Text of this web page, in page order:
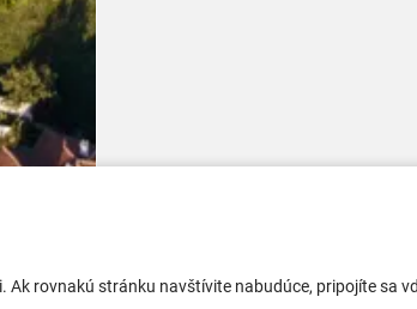
rovnakú stránku navštívite nabudúce, pripojíte sa